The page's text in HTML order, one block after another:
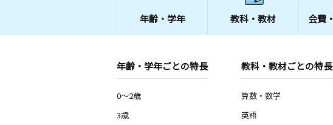
年齢・学年 教科・教材 会費・
年齢・学年ごとの特長
0～2歳
3歳
教科・教材ごとの特長
算数・数学
英語